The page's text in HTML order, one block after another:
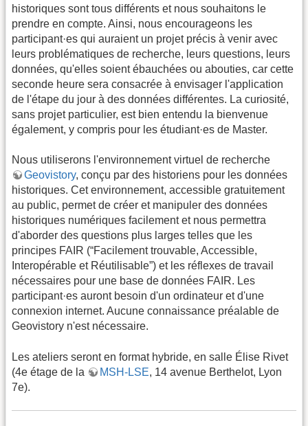
historiques sont tous différents et nous souhaitons le
prendre en compte. Ainsi, nous encourageons les
participant·es qui auraient un projet précis à venir avec
leurs problématiques de recherche, leurs questions, leurs
données, qu'elles soient ébauchées ou abouties, car cette
seconde heure sera consacrée à envisager l'application
de l'étape du jour à des données différentes. La curiosité,
sans projet particulier, est bien entendu la bienvenue
également, y compris pour les étudiant·es de Master.
Nous utiliserons l'environnement virtuel de recherche
Geovistory, conçu par des historiens pour les données
historiques. Cet environnement, accessible gratuitement
au public, permet de créer et manipuler des données
historiques numériques facilement et nous permettra
d'aborder des questions plus larges telles que les
principes FAIR (“Facilement trouvable, Accessible,
Interopérable et Réutilisable”) et les réflexes de travail
nécessaires pour une base de données FAIR. Les
participant·es auront besoin d'un ordinateur et d'une
connexion internet. Aucune connaissance préalable de
Geovistory n'est nécessaire.
Les ateliers seront en format hybride, en salle Élise Rivet
(4e étage de la
MSH-LSE, 14 avenue Berthelot, Lyon
7e).